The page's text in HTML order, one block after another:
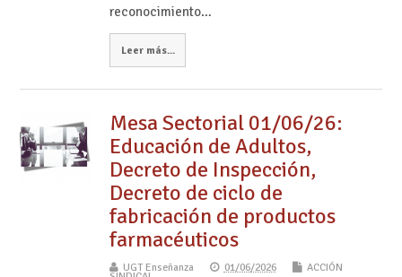
reconocimiento…
Leer más...
Mesa Sectorial 01/06/26:
Educación de Adultos,
Decreto de Inspección,
Decreto de ciclo de
fabricación de productos
farmacéuticos
UGT Enseñanza 01/06/2026 ACCIÓN